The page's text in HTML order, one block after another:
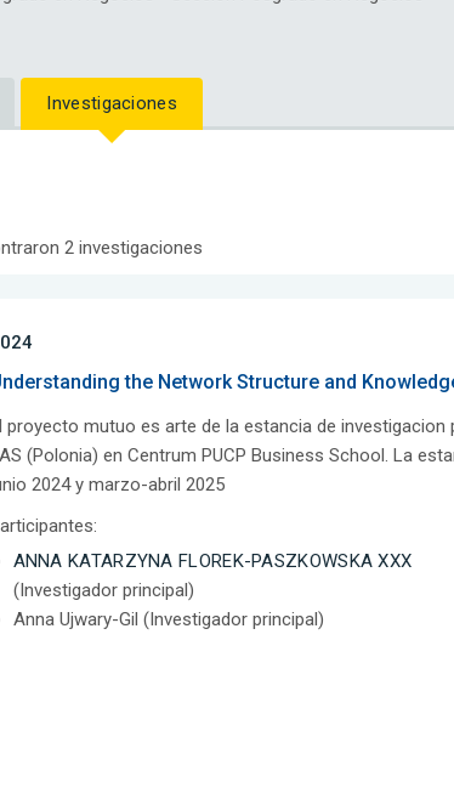
Investigaciones
2 investigaciones
the Network Structure and
proyecto mutuo es arte de la estancia de
(Polonia) en Centrum PUCP Business School. La
2024 y marzo-abril 2025
ANNA KATARZYNA FLOREK-PASZKOWSKA XXX
(Investigador principal)
Anna Ujwary-Gil (Investigador principal)